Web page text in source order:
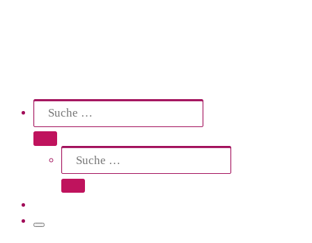
Search
Suche
Suche …
Suche
Suche …
Menü